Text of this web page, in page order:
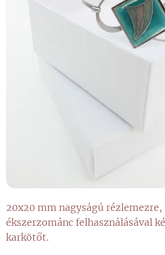
20x20 mm nagyságú rézlemezre,
ékszerzománc felhasználásával
karkötőt.